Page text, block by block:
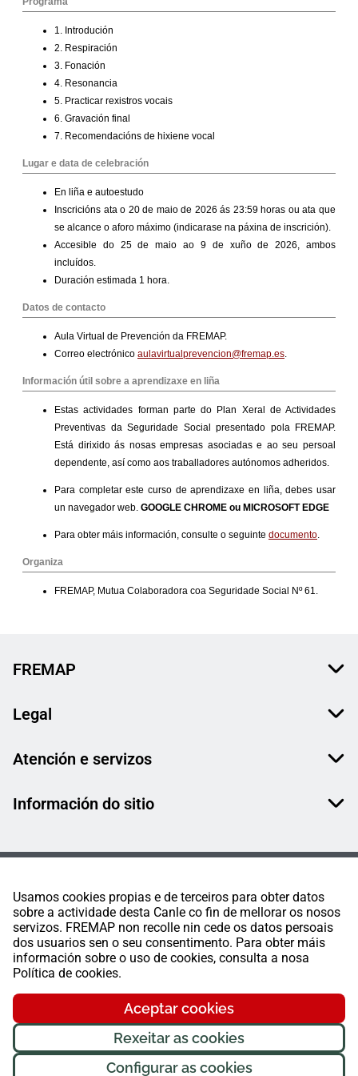
Usamos cookies propias e de terceiros para obter datos
sobre a actividade desta Canle co fin de mellorar os nosos
servizos. FREMAP non recolle nin cede os datos persoais
dos usuarios sen o seu consentimento. Para obter máis
información sobre o uso de cookies, consulta a nosa
Política de cookies.
Aceptar cookies
Rexeitar as cookies
Configurar as cookies
FREMAP
Legal
Atención e servizos
Información do sitio
FREMAP Ⓒ Todos os dereitos reservados